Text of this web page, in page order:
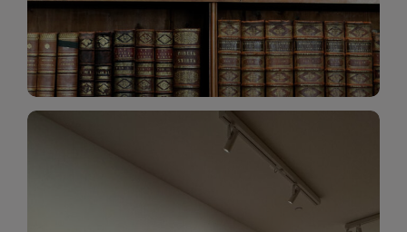
Katalog Zbiorów
Galeria Zdjęć